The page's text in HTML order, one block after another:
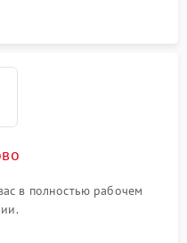
в полностью рабочем